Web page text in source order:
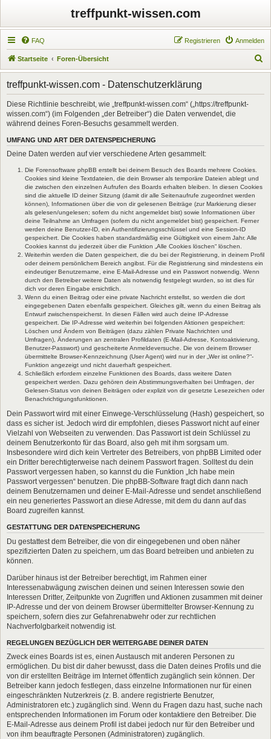
treffpunkt-wissen.com
FAQ Anmelden
Registrieren
Startseite Foren-Übersicht
u
treffpunkt-wissen.com - Datenschutzerklärung
Diese Richtlinie beschreibt, wie „treffpunkt-wissen.com“ („https://treffpunkt-
wissen.com“) (im Folgenden „der Betreiber“) die Daten verwendet, die
während deines Foren-Besuchs gesammelt werden.
UMFANG UND ART DER DATENSPEICHERUNG
Deine Daten werden auf vier verschiedene Arten gesammelt:
Die Forensoftware phpBB erstellt bei deinem Besuch des Boards mehrere Cookies.
Cookies sind kleine Textdateien, die dein Browser als temporäre Dateien ablegt und
die zwischen den einzelnen Aufrufen des Boards erhalten bleiben. In diesen Cookies
sind die aktuelle ID deiner Sitzung (damit dir alle Seitenaufrufe zugeordnet werden
können), Informationen über die von dir gelesenen Beiträge (zur Markierung dieser
als gelesen/ungelesen; sofern du nicht angemeldet bist) sowie Informationen über
deine Teilnahme an Umfragen (sofern du nicht angemeldet bist) gespeichert. Ferner
werden deine Benutzer-ID, ein Authentifizierungsschlüssel und eine Session-ID
gespeichert. Die Cookies haben standardmäßig eine Gültigkeit von einem Jahr. Alle
Cookies kannst du jederzeit über die Funktion „Alle Cookies löschen“ löschen.
Weiterhin werden die Daten gespeichert, die du bei der Registrierung, in deinem Profil
oder deinem persönlichem Bereich angibst. Für die Registrierung sind mindestens ein
eindeutiger Benutzername, eine E-Mail-Adresse und ein Passwort notwendig. Wenn
durch den Betreiber weitere Daten als notwendig festgelegt wurden, so ist dies für
dich vor deren Eingabe ersichtlich.
Wenn du einen Beitrag oder eine private Nachricht erstellst, so werden die dort
eingegebenen Daten ebenfalls gespeichert. Gleiches gilt, wenn du einen Beitrag als
Entwurf zwischenspeicherst. In diesen Fällen wird auch deine IP-Adresse
gespeichert. Die IP-Adresse wird weiterhin bei folgenden Aktionen gespeichert:
Löschen und Ändern von Beiträgen (dazu zählen Private Nachrichten und
Umfragen), Änderungen an zentralen Profildaten (E-Mail-Adresse, Kontoaktivierung,
Benutzer-Passwort) und gescheiterte Anmeldeversuche. Die von deinem Browser
übermittelte Browser-Kennzeichnung (User Agent) wird nur in der „Wer ist online?“-
Funktion angezeigt und nicht dauerhaft gespeichert.
Schließlich erfordern einzelne Funktionen des Boards, dass weitere Daten
gespeichert werden. Dazu gehören dein Abstimmungsverhalten bei Umfragen, der
Gelesen-Status von deinen Beiträgen oder explizit von dir gesetzte Lesezeichen oder
Benachrichtigungsfunktionen.
Dein Passwort wird mit einer Einwege-Verschlüsselung (Hash) gespeichert, so
dass es sicher ist. Jedoch wird dir empfohlen, dieses Passwort nicht auf einer
Vielzahl von Webseiten zu verwenden. Das Passwort ist dein Schlüssel zu
deinem Benutzerkonto für das Board, also geh mit ihm sorgsam um.
Insbesondere wird dich kein Vertreter des Betreibers, von phpBB Limited oder
ein Dritter berechtigterweise nach deinem Passwort fragen. Solltest du dein
Passwort vergessen haben, so kannst du die Funktion „Ich habe mein
Passwort vergessen“ benutzen. Die phpBB-Software fragt dich dann nach
deinem Benutzernamen und deiner E-Mail-Adresse und sendet anschließend
ein neu generiertes Passwort an diese Adresse, mit dem du dann auf das
Board zugreifen kannst.
GESTATTUNG DER DATENSPEICHERUNG
Du gestattest dem Betreiber, die von dir eingegebenen und oben näher
spezifizierten Daten zu speichern, um das Board betreiben und anbieten zu
können.
Darüber hinaus ist der Betreiber berechtigt, im Rahmen einer
Interessenabwägung zwischen deinen und seinen Interessen sowie den
Interessen Dritter, Zeitpunkte von Zugriffen und Aktionen zusammen mit deiner
IP-Adresse und der von deinem Browser übermittelter Browser-Kennung zu
speichern, sofern dies zur Gefahrenabwehr oder zur rechtlichen
Nachverfolgbarkeit notwendig ist.
REGELUNGEN BEZÜGLICH DER WEITERGABE DEINER DATEN
Zweck eines Boards ist es, einen Austausch mit anderen Personen zu
ermöglichen. Du bist dir daher bewusst, dass die Daten deines Profils und die
von dir erstellten Beiträge im Internet öffentlich zugänglich sein können. Der
Betreiber kann jedoch festlegen, dass einzelne Informationen nur für einen
eingeschränkten Nutzerkreis (z. B. andere registrierte Benutzer,
Administratoren etc.) zugänglich sind. Wenn du Fragen dazu hast, suche nach
entsprechenden Informationen im Forum oder kontaktiere den Betreiber. Die
E-Mail-Adresse aus deinem Profil ist dabei jedoch nur für den Betreiber und
von ihm beauftragte Personen (Administratoren) zugänglich.